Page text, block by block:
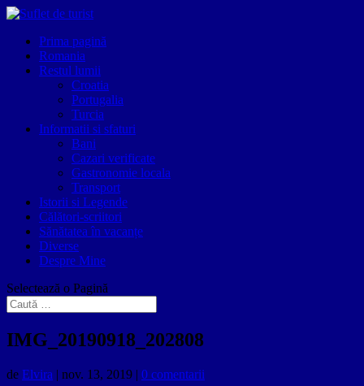
Prima pagină
Romania
Restul lumii
Croatia
Portugalia
Turcia
Informatii si sfaturi
Bani
Cazari verificate
Gastronomie locala
Transport
Istorii si Legende
Călători-scriitori
Sănătatea în vacanțe
Diverse
Despre Mine
Selectează o Pagină
IMG_20190918_202808
de Elvira | nov. 13, 2019 | 0 comentarii